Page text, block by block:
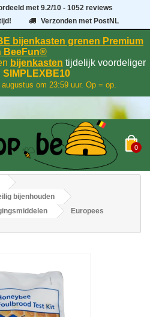
met9.2/10 - 1052 reviews
Verzonden met PostNL
bijenkasten grenen Premium
BeeFun®
bijenkasten tijdelijk voordeliger
SIMPLEXBE10
om 23:59 uur. Op = op.
0
bijenhouden
Europees